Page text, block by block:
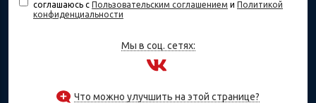
соглашаюсь с Пользовательским соглашением и Политикой
конфиденциальности
Мы в соц. сетях:
Что можно улучшить на этой странице?